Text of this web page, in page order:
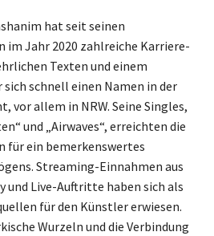
hat seit seinen
im Jahr 2020 zahlreiche Karriere-
Texten und einem
schnell einen Namen in der
vor allem in NRW. Seine Singles,
und „Airwaves“, erreichten die
für ein bemerkenswertes
Streaming-Einnahmen aus
Live-Auftritte haben sich als
für den Künstler erwiesen.
Wurzeln und die Verbindung